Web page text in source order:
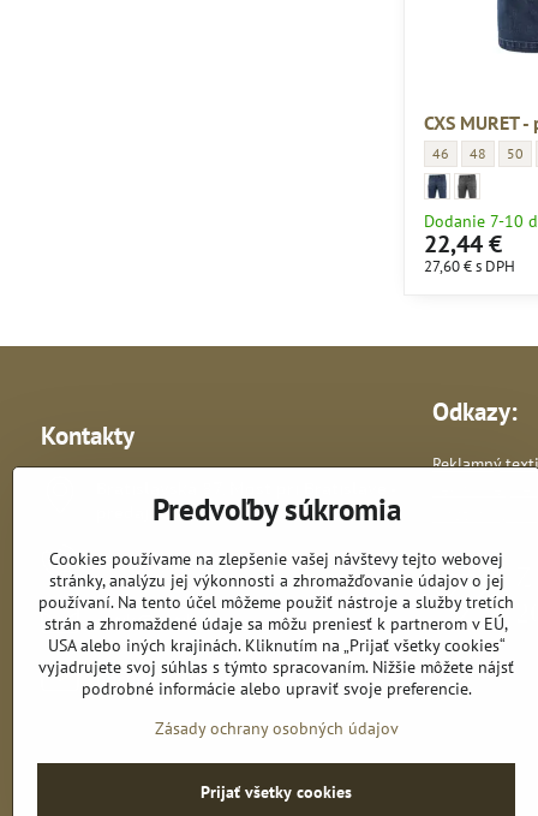
CXS MURET
CXS MURET -
46 CXS
48 CXS
50
CXS MURET -
CXS MURET
CXS MURET
CXS MURET
Dodanie 7-10
22,44 €
27,60 €s DPH
Kontakty
predajňa
+421 948 278 364
astik​@astik​.sk
obchod​@astik​.sk
Odkazy:
Reklamný
Reklamné
Vlastná
Predvoľby súkromia
Cookies používame na zlepšenie vašej návštevy tejto webovej
stránky, analýzu jej výkonnosti a zhromažďovanie údajov o jej
používaní. Na tento účel môžeme použiť nástroje a služby tretích
strán a zhromaždené údaje sa môžu preniesť k partnerom v EÚ,
USA alebo iných krajinách. Kliknutím na „Prijať všetky cookies“
vyjadrujete svoj súhlas s týmto spracovaním. Nižšie môžete nájsť
podrobné informácie alebo upraviť svoje preferencie.
Zásady ochrany osobných údajov
Prijať všetky cookies